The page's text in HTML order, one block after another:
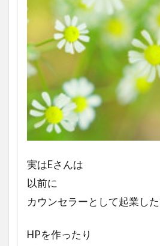
実はEさんは
以前に
カウンセラーとして起業した
HPを作ったり